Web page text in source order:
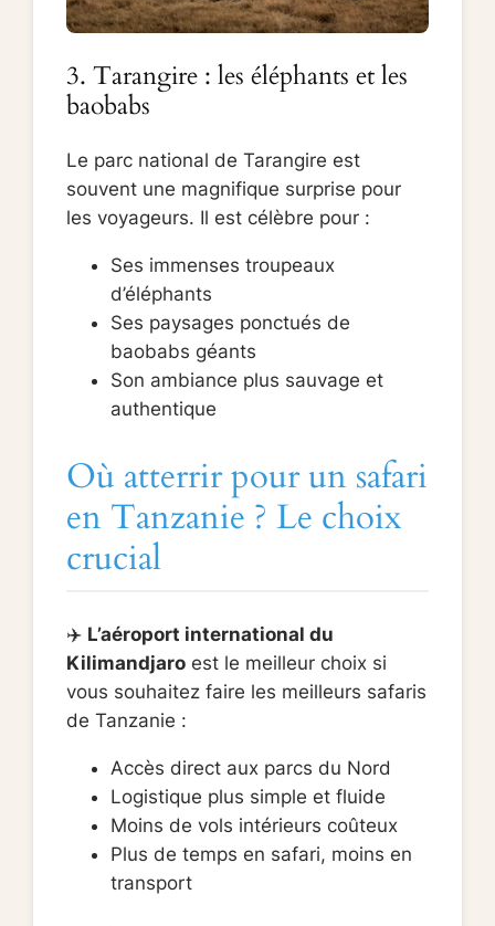
3. Tarangire : les éléphants et les
baobabs
Le parc national de Tarangire est
souvent une magnifique surprise pour
les voyageurs. Il est célèbre pour :
Ses immenses troupeaux
d’éléphants
Ses paysages ponctués de
baobabs géants
Son ambiance plus sauvage et
authentique
Où atterrir pour un safari
en Tanzanie ? Le choix
crucial
✈️ L’aéroport international du
Kilimandjaro est le meilleur choix si
vous souhaitez faire les meilleurs safaris
de Tanzanie :
Accès direct aux parcs du Nord
Logistique plus simple et fluide
Moins de vols intérieurs coûteux
Plus de temps en safari, moins en
transport